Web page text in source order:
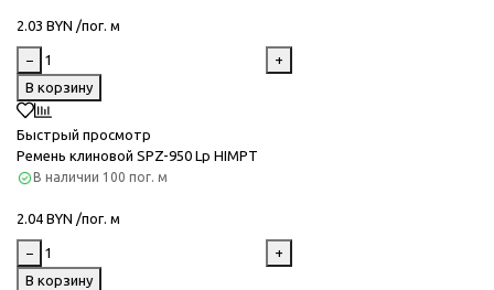
2.03 BYN /пог. м
−
+
В корзину
Быстрый просмотр
Ремень клиновой SPZ-950 Lp HIMPT
В наличии 100 пог. м
2.04 BYN /пог. м
−
+
В корзину